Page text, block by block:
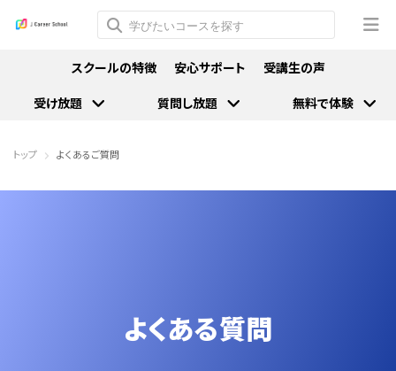
トップ よくあるご質問
よくある質問
スクールの特徴 安心サポート
受講生の声
受け放題
質問し放題 無料で体験